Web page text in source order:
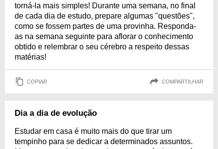
torná-la mais simples! Durante uma semana, no final
de cada dia de estudo, prepare algumas "questões",
como se fossem partes de uma provinha. Responda-
as na semana seguinte para aflorar o conhecimento
obtido e relembrar o seu cérebro a respeito dessas
matérias!
COPIAR COMPARTILHAR
Dia a dia de evolução
Estudar em casa é muito mais do que tirar um
tempinho para se dedicar a determinados assuntos.